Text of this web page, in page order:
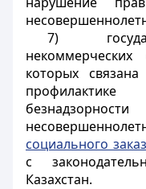
7)
некоммерческих
которых
социального
с
Казахстан.